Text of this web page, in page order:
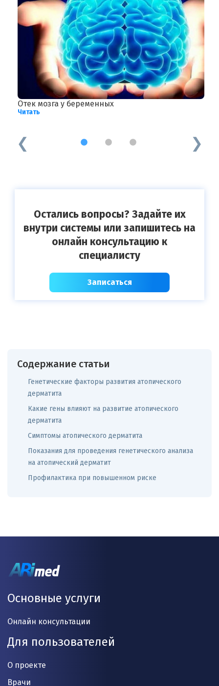
Отек мозга у беременных
Читать
1 2 3
Остались вопросы? Задайте их
внутри системы или запишитесь на
онлайн консультацию к
специалисту
Записаться
Содержание статьи
Генетические факторы развития атопического
дерматита
Какие гены влияют на развитие атопического
дерматита
Симптомы атопического дерматита
Показания для проведения генетического анализа
на атопический дерматит
Профилактика при повышенном риске
Основные услуги
Онлайн консультации
Для пользователей
О проекте
Врачи